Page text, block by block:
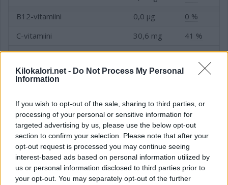
Kilokalori.net - Do Not Process My Personal
Information
If you wish to opt-out of the sale, sharing to third parties, or
processing of your personal or sensitive information for
targeted advertising by us, please use the below opt-out
section to confirm your selection. Please note that after your
opt-out request is processed you may continue seeing
interest-based ads based on personal information utilized by
us or personal information disclosed to third parties prior to
your opt-out. You may separately opt-out of the further
B12-vitamiini
0,0 µg
0 %
C-vitamiini
30,6 mg
41 %
D-vitamiini
0,0 µg
0 %
E-vitamiini
0,0 mg
Niasiini (B3-vitamiini)
0,5 mg 3 %
Kivennäis- ja hivenaineet